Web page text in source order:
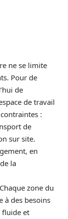
ne se limite
Pour de
de
de travail
:
de
sur site.
en
la
zone du
à des besoins
fluide et